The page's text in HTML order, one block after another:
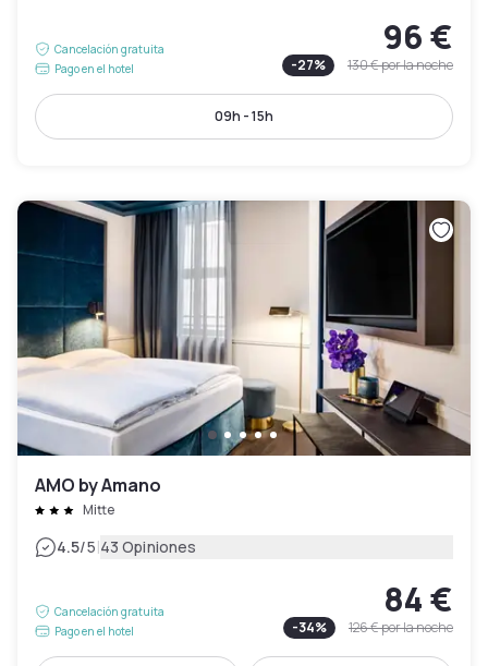
Cancelación gratuita
Pago en el hotel
96 €
-27% 130 €por la noche
09h - 15h
AMO by Amano
Mitte
4.5/5|43 Opiniones
Cancelación gratuita
Pago en el hotel
84 €
-34% 126 €por la noche